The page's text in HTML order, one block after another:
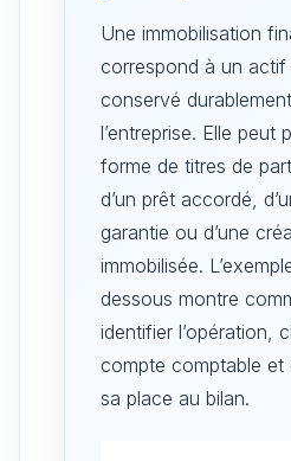
Une immobilisation
correspond à un
conservé
l’entreprise. Elle peut
forme de titres de
d’un prêt accordé,
garantie ou d’une
immobilisée.
dessous montre
identifier l’opération,
compte comptable et
sa place au bilan.